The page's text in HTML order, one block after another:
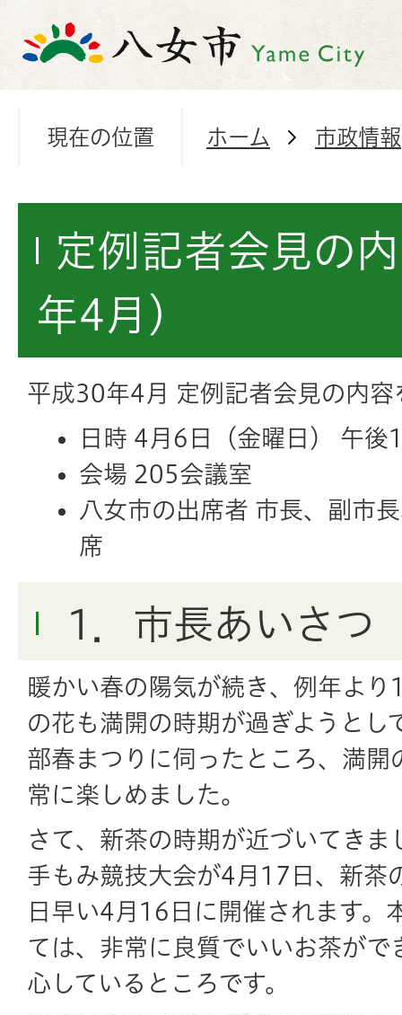
現在の位置 ホーム 市政情報
定例記者会見の
年4月）
平成30年4月 定例記者会見の内容
日時 4月6日（金曜日） 午後
会場 205会議室
八女市の出席者 市長、副市
席
1．市長あいさつ
暖かい春の陽気が続き、例年よ
の花も満開の時期が過ぎようとし
部春まつりに伺ったところ、満開
常に楽しめました。
さて、新茶の時期が近づいてきま
手もみ競技大会が4月17日、新茶
日早い4月16日に開催されます。
ては、非常に良質でいいお茶がで
心しているところです。